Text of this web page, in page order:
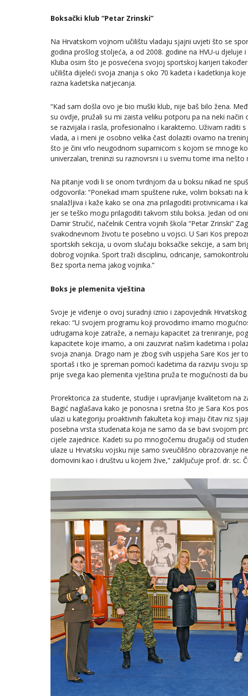
Boksački klub “Petar Zrinski”
Na Hrvatskom vojnom učilištu vladaju sjajni uvjeti što se
godina prošlog stoljeća, a od 2008. godine na HVU-u djeluje
Kluba osim što je posvećena svojoj sportskoj karijeri
učilišta dijeleći svoja znanja s oko 70 kadeta i kadetkinja
razna kadetska natjecanja.
“Kad sam došla ovo je bio muški klub, nije baš bilo žena.
su ovdje, pružali su mi zaista veliku potporu pa na neki
se razvijala i rasla, profesionalno i karakterno. Uživam raditi
vlada, a i meni je osobno velika čast dolaziti ovamo na
što je čini vrlo neugodnom suparnicom s kojom se mnoge
univerzalan, treninzi su raznovrsni i u svemu tome ima nešto
Na pitanje vodi li se onom tvrdnjom da u boksu nikad ne
odgovorila: “Ponekad imam spuštene ruke, volim boksati na
snalažljiva i kaže kako se ona zna prilagoditi protivnicama i
jer se teško mogu prilagoditi takvom stilu boksa. Jedan od
Damir Stručić, načelnik Centra vojnih škola “Petar Zrinski”
svakodnevnom životu te posebno u vojsci. U Sari Kos
sportskih sekcija, u ovom slučaju boksačke sekcije, a sam
dobrog vojnika. Sport traži disciplinu, odricanje,
Bez sporta nema jakog vojnika.”
Boks je plemenita vještina
Svoje je viđenje o ovoj suradnji iznio i zapovjednik
rekao: “U svojem programu koji provodimo imamo
udrugama koje zatraže, a nemaju kapacitet za treniranje,
kapacitete koje imamo, a oni zauzvrat našim kadetima i
svoja znanja. Drago nam je zbog svih uspjeha Sare Kos jer
sportaš i tko je spreman pomoći kadetima da razviju svoju
prije svega kao plemenita vještina pruža te mogućnosti da
Prorektorica za studente, studije i upravljanje kvalitetom na
Bagić naglašava kako je ponosna i sretna što je Sara Kos
ulazi u kategoriju proaktivnih fakulteta koji imaju čitav niz
posebna vrsta studenata koja ne samo da se bavi svojom
cijele zajednice. Kadeti su po mnogočemu drugačiji od
ulaze u Hrvatsku vojsku nije samo sveučilišno obrazovanje
domovini kao i društvu u kojem žive,” zaključuje prof. dr. sc.